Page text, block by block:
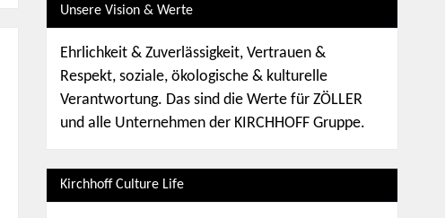
Unsere Vision & Werte
Ehrlichkeit & Zuverlässigkeit, Vertrauen &
Respekt, soziale, ökologische & kulturelle
Verantwortung. Das sind die Werte für ZÖLLER
und alle Unternehmen der KIRCHHOFF Gruppe.
Kirchhoff Culture Life